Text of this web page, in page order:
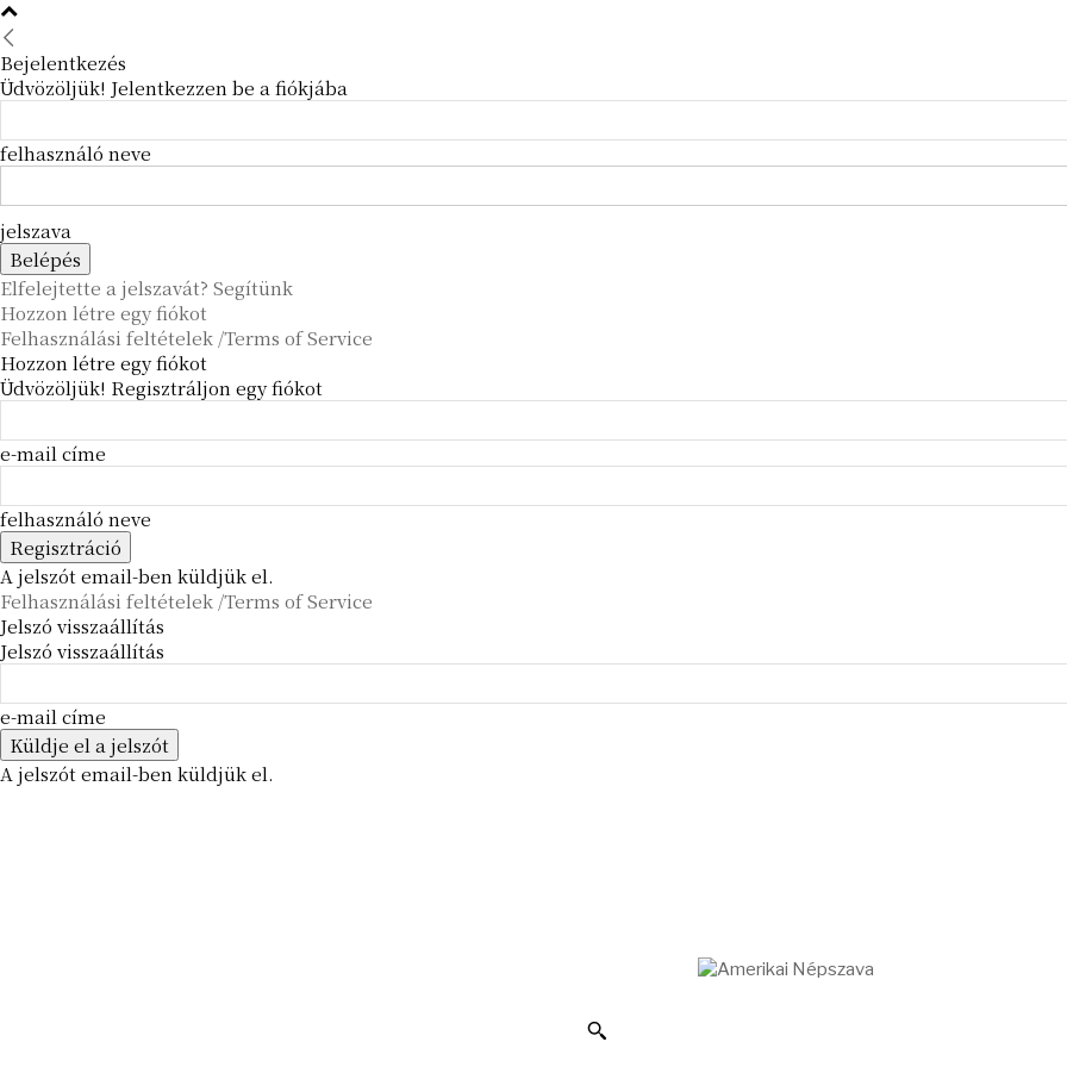
Bejelentkezés
Üdvözöljük! Jelentkezzen be a fiókjába
felhasználó neve
jelszava
Elfelejtette a jelszavát? Segítünk
Hozzon létre egy fiókot
Felhasználási feltételek /Terms of Service
Hozzon létre egy fiókot
Üdvözöljük! Regisztráljon egy fiókot
e-mail címe
felhasználó neve
A jelszót email-ben küldjük el.
Felhasználási feltételek /Terms of Service
Jelszó visszaállítás
Jelszó visszaállítás
e-mail címe
A jelszót email-ben küldjük el.